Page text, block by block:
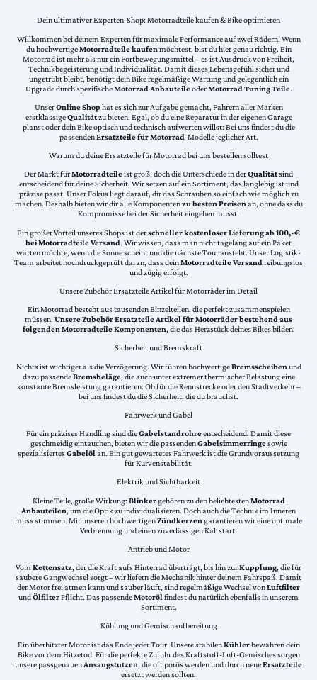
Dein ultimativer Experten-Shop: Motorradteile kaufen & Bike optimieren
Willkommen bei deinem Experten für maximale Performance auf zwei Rädern! Wenn
du hochwertigeMotorradteile kaufen möchtest, bist du hier genau richtig. Ein
Motorrad ist mehr als nur ein Fortbewegungsmittel – es ist Ausdruck von Freiheit,
Technikbegeisterung und Individualität. Damit dieses Lebensgefühl sicher und
ungetrübt bleibt, benötigt dein Bike regelmäßige Wartung und gelegentlich ein
Upgrade durch spezifischeMotorrad AnbauteileoderMotorrad Tuning Teile.
UnserOnline Shophat es sich zur Aufgabe gemacht, Fahrern aller Marken
erstklassigeQualitätzu bieten. Egal, ob du eine Reparatur in der eigenen Garage
planst oder dein Bike optisch und technisch aufwerten willst: Bei uns findest du die
passendenErsatzteile für Motorrad-Modelle jeglicher Art.
Warum du deine Ersatzteile für Motorrad bei uns bestellen solltest
Der Markt fürMotorradteileist groß, doch die Unterschiede in derQualitätsind
entscheidend für deine Sicherheit. Wir setzen auf ein Sortiment, das langlebig ist und
präzise passt. Unser Fokus liegt darauf, dir das Schrauben so einfach wie möglich zu
machen. Deshalb bieten wir dir alle Komponentenzu besten Preisenan, ohne dass du
Kompromisse bei der Sicherheit eingehen musst.
Ein großer Vorteil unseres Shops ist derschneller kostenloser Lieferung ab 100,-€
bei Motorradteile Versand. Wir wissen, dass man nicht tagelang auf ein Paket
warten möchte, wenn die Sonne scheint und die nächste Tour ansteht. Unser Logistik-
Team arbeitet hochdruckgeprüft daran, dass deinMotorradteile Versand reibungslos
und zügig erfolgt.
Unsere Zubehör Ersatzteile Artikel für Motorräder im Detail
Ein Motorrad besteht aus tausenden Einzelteilen, die perfekt zusammenspielen
müssen. Unsere Zubehör Ersatzteile Artikel für Motorräder bestehend aus
folgenden Motorradteile Komponenten, die das Herzstück deines Bikes bilden:
Sicherheit und Bremskraft
Nichts ist wichtiger als die Verzögerung. Wir führen hochwertigeBremsscheiben und
dazu passendeBremsbeläge, die auch unter extremer thermischer Belastung eine
konstante Bremsleistung garantieren. Ob für die Rennstrecke oder den Stadtverkehr –
bei uns findest du die Sicherheit, die du brauchst.
Fahrwerk und Gabel
Für ein präzises Handling sind dieGabelstandrohreentscheidend. Damit diese
geschmeidig eintauchen, bieten wir die passendenGabelsimmerringesowie
spezialisiertesGabelölan. Ein gut gewartetes Fahrwerk ist die Grundvoraussetzung
für Kurvenstabilität.
Elektrik und Sichtbarkeit
Kleine Teile, große Wirkung: Blinkergehören zu den beliebtestenMotorrad
Anbauteilen, um die Optik zu individualisieren. Doch auch die Technik im Inneren
muss stimmen. Mit unseren hochwertigenZündkerzen garantieren wir eine optimale
Verbrennung und einen zuverlässigen Kaltstart.
Antrieb und Motor
VomKettensatz, der die Kraft aufs Hinterrad überträgt, bis hin zurKupplung, die für
saubere Gangwechsel sorgt – wir liefern die Mechanik hinter deinem Fahrspaß. Damit
der Motor frei atmen kann und sauber läuft, sind regelmäßige Wechsel vonLuftfilter
undÖlfilterPflicht. Das passendeMotorölfindest du natürlich ebenfalls in unserem
Sortiment.
Kühlung und Gemischaufbereitung
Ein überhitzter Motor ist das Ende jeder Tour. Unsere stabilenKühlerbewahren dein
Bike vor dem Hitzetod. Für die perfekte Zufuhr des Kraftstoff-Luft-Gemisches sorgen
unsere passgenauenAnsaugstutzen, die oft porös werden und durch neueErsatzteile
ersetzt werden sollten.